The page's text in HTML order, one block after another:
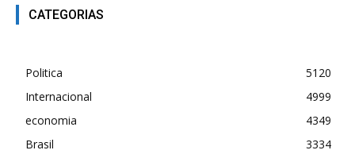
CATEGORIAS
Politica
5120
Internacional
4999
economia
4349
Brasil
3334